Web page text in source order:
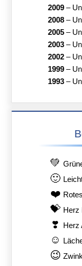
2009–
2008–
2005–
2003–
2002–
1999–
1993–
💚
🙂
❤️
💝 Herz
❣️ Herz
☺️
😉